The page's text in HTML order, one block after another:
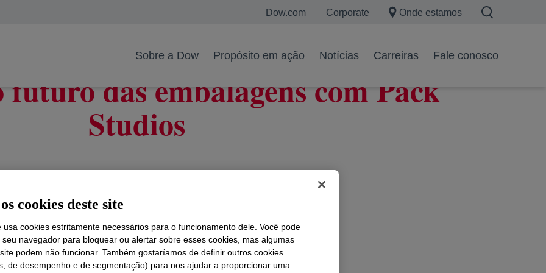
Dow.com Corporate Onde estamos
Sobre a Dow Propósito em ação Notícias Carreiras Fale conosco
das embalagens com Pack
Studios
cookies deste site
usa cookies estritamente necessários para o funcionamento dele. Você pode
navegador para bloquear ou alertar sobre esses cookies, mas algumas
podem não funcionar. Também gostaríamos de definir outros cookies
de desempenho e de segmentação) para nos ajudar a proporcionar uma